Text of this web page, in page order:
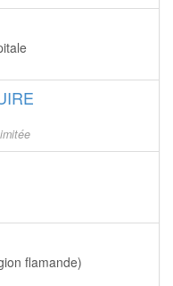
flamande)